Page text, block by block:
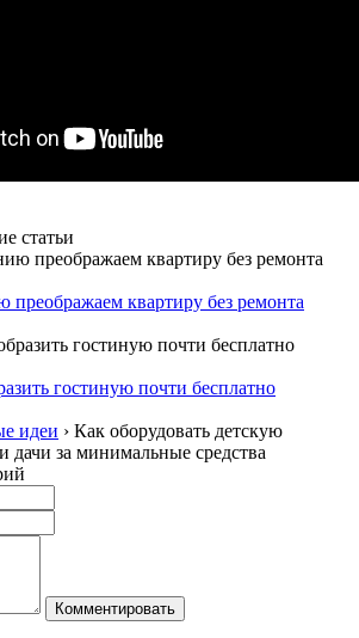
статьи
квартиру без ремонта
гостиную почти бесплатно
идеи › Как оборудовать детскую
дачи за минимальные средства